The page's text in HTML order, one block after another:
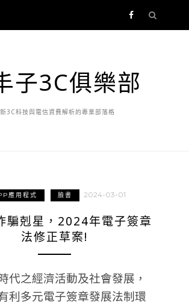
子3C俱樂部
3C科技與電信資費解析的專業部落格
應用程式 臉書 2024-03-01
騙剋星，2024年電子簽章
法修正草案!
代之經濟活動及社會發展，
利多元電子簽章發展法制環